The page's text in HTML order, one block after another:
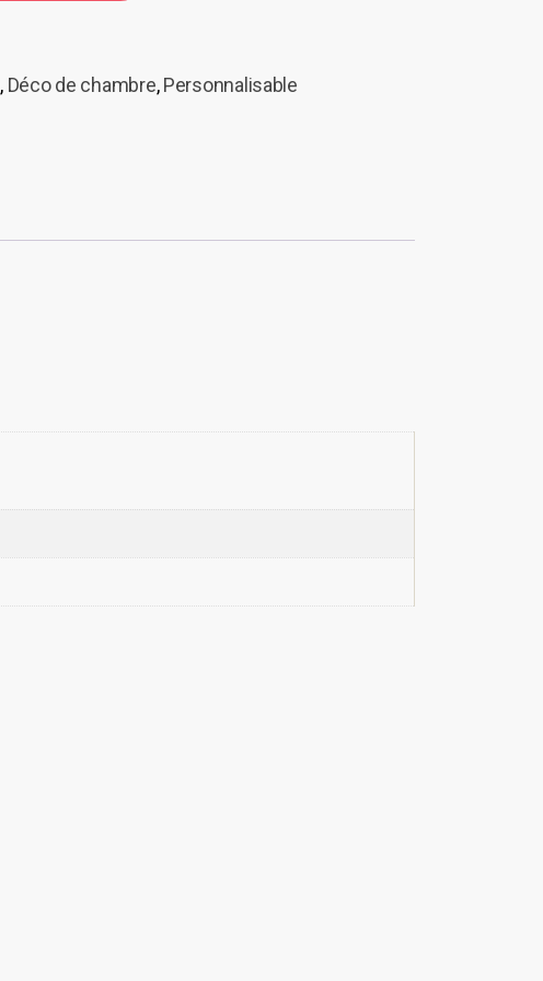
, Déco de chambre,Personnalisable